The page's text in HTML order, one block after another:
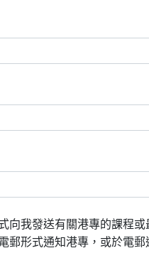
向我發送有關港專的課程
郵形式通知港專，或於電